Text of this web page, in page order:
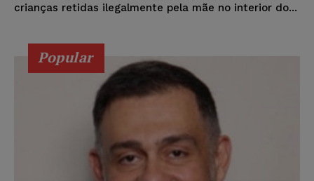
crianças retidas ilegalmente pela mãe no interior do...
Popular